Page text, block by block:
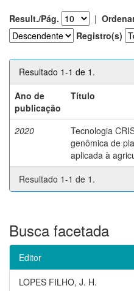
Result./Pág. |
Registro(s)
Resultado 1-1 de 1.
Ano de
publicação
Título
2020
Tecnologia
genômica de
aplicada à
Resultado 1-1 de 1.
Busca facetada
Editor
LOPES FILHO, J. H.